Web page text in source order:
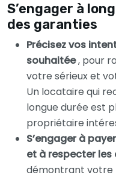
S’engager à
des garanties
Précisez vos
souhaitée, pour
votre sérieux et
Un locataire qui
longue durée est
propriétaire
S’engager à
et à respecter les
démontrant votre